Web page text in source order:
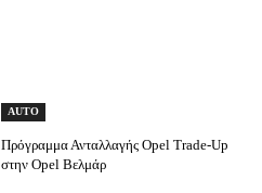
AUTO
Πρόγραμμα Ανταλλαγής Opel Trade-Up
στην Opel Βελμάρ